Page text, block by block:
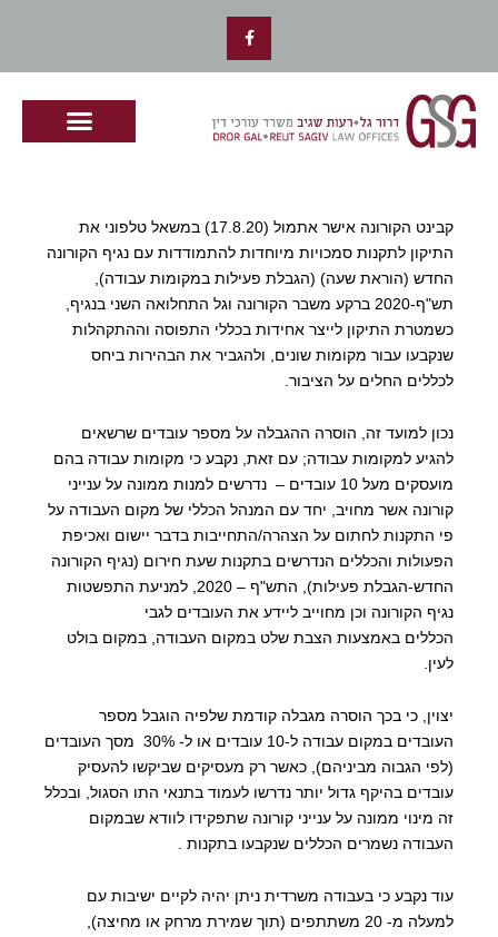
a
e
o
k
קבינט הקורונה אישר אתמול (17.8.20) במשאל טלפוני את
התיקון לתקנות סמכויות מיוחדות להתמודדות עם נגיף הקורונה
החדש (הוראת שעה) (הגבלת פעילות במקומות עבודה),
תש"ף-2020 ברקע משבר הקורונה וגל התחלואה השני בנגיף,
כשמטרת התיקון לייצר אחידות בכללי התפוסה וההתקהלות
שנקבעו עבור מקומות שונים, ולהגביר את הבהירות ביחס
לכללים החלים על הציבור.
נכון למועד זה, הוסרה ההגבלה על מספר עובדים שרשאים
להגיע למקומות עבודה; עם זאת, נקבע כי מקומות עבודה בהם
מועסקים מעל 10 עובדים – נדרשים למנות ממונה על ענייני
קורונה אשר מחויב, יחד עם המנהל הכללי של מקום העבודה על
פי התקנות לחתום על הצהרה/התחייבות בדבר יישום ואכיפת
הפעולות והכללים הנדרשים בתקנות שעת חירום (נגיף הקורונה
החדש-הגבלת פעילות), התש"ף – 2020, למניעת התפשטות
נגיף הקורונה וכן מחוייב ליידע את העובדים לגבי
הכללים באמצעות הצבת שלט במקום העבודה, במקום בולט
לעין.
יצוין, כי בכך הוסרה מגבלה קודמת שלפיה הוגבל מספר
העובדים במקום עבודה ל-10 עובדים או ל- 30% מסך העובדים
(לפי הגבוה מביניהם), כאשר רק מעסיקים שביקשו להעסיק
עובדים בהיקף גדול יותר נדרשו לעמוד בתנאי התו הסגול, ובכלל
זה מינוי ממונה על ענייני קורונה שתפקידו לוודא שבמקום
העבודה נשמרים הכללים שנקבעו בתקנות .
עוד נקבע כי בעבודה משרדית ניתן יהיה לקיים ישיבות עם
למעלה מ- 20 משתתפים (תוך שמירת מרחק או מחיצה),